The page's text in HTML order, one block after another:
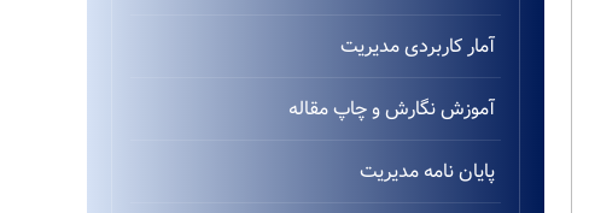
آمار کاربردی مدیریت
آموزش نگارش و چاپ مقاله
پایان نامه مدیریت